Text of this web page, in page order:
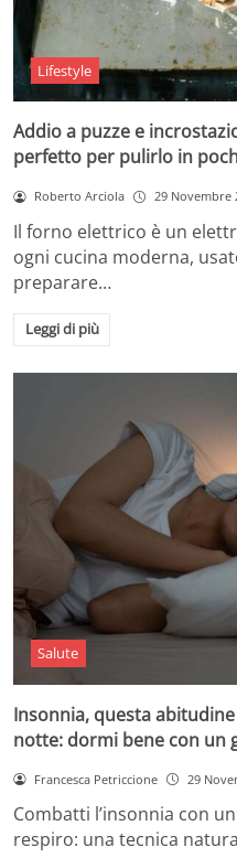
Lifestyle
Addio a puzze e
perfetto per pulirlo in
Roberto Arciola 29 Novembre
Il forno elettrico è un
ogni cucina moderna,
preparare…
Leggi di più
Salute
Insonnia, questa
notte: dormi bene con un
Francesca Petriccione 29
Combatti l’insonnia con
respiro: una tecnica